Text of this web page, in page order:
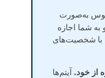
به‌صورت
به شما اجازه
با شخصیت‌های
آیتم‌ها